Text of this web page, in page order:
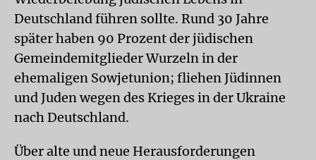
Deutschland führen sollte. Rund 30 Jahre
später haben 90 Prozent der jüdischen
Gemeindemitglieder Wurzeln in der
ehemaligen Sowjetunion; fliehen Jüdinnen
und Juden wegen des Krieges in der Ukraine
nach Deutschland.
Über alte und neue Herausforderungen